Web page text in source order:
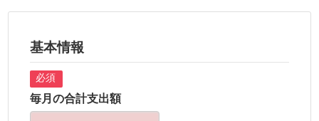
基本情報
毎月の合計支出額